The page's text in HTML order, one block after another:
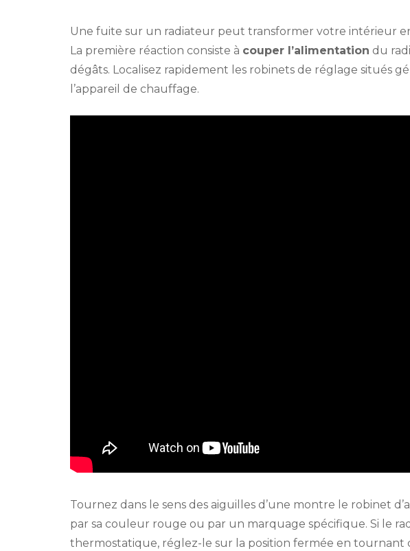
Une fuite sur un radiateur peut transformer votre intérieur
La première réaction consiste à couper l’alimentation du
dégâts. Localisez rapidement les robinets de réglage situés
l’appareil de chauffage.
Tournez dans le sens des aiguilles d’une montre le robinet
par sa couleur rouge ou par un marquage spécifique. Si le
thermostatique, réglez-le sur la position fermée en tournant